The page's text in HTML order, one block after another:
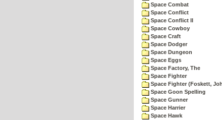
Space Combat
Space Conflict
Space Conflict II
Space Cowboy
Space Craft
Space Dodger
Space Dungeon
Space Eggs
Space Factory, The
Space Fighter
Space Fighter (Foskett,
Space Goon Spelling
Space Gunner
Space Harrier
Space Hawk